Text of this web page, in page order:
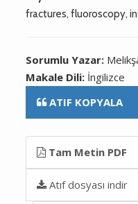
fractures, fluoroscopy,
Sorumlu Yazar:
Makale Dili: İngilizce
ATIF KOPYALA
Tam Metin PDF
Atıf dosyası indir